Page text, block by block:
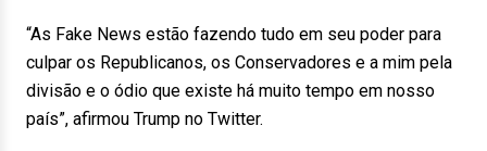
“As Fake News estão fazendo tudo em seu poder para
culpar os Republicanos, os Conservadores e a mim pela
divisão e o ódio que existe há muito tempo em nosso
país”, afirmou Trump no Twitter.